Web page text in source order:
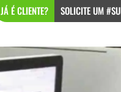
JÁ É CLIENTE? SOLICITE UM